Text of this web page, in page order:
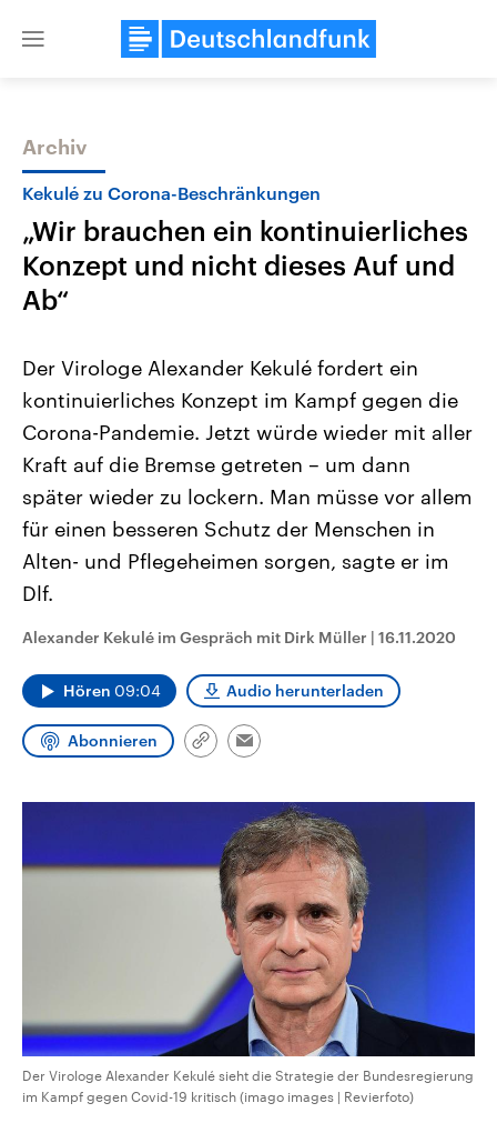
Close
Themen
2026
Alle Informationen
Sachsen-Anhalt wählt am 6.
September 2026 einen neuen
Landtag. Seit 2021 wird das
Bundesland von einer Koalition aus
CDU, SPD und FDP regiert.-
Umfragen, Prognosen,
und Hintergründe zu den Parteien
und Kandidaten der anstehenden
Wahl.
Aktuelle Beiträge,
Hintergründe
Wirtschaftlich und
gehören die Vereinigten
den mächtigsten Ländern
mit großem Einfluss auf
Sendungen Programm Podcasts
Archiv
Kekulé zu Corona-Beschränkungen
„Wir brauchen ein kontinuierliches
Konzept und nicht dieses Auf und
Ab“
Der Virologe Alexander Kekulé fordert ein
kontinuierliches Konzept im Kampf gegen die
Corona-Pandemie. Jetzt würde wieder mit aller
Kraft auf die Bremse getreten – um dann
später wieder zu lockern. Man müsse vor allem
für einen besseren Schutz der Menschen in
Alten- und Pflegeheimen sorgen, sagte er im
Dlf.
Alexander Kekulé im Gespräch mit Dirk Müller | 16.11.2020
Hören 09:04 Audio herunterladen
Abonnieren
Link
Email
Der Virologe Alexander Kekulé sieht die Strategie der Bundesregierung
im Kampf gegen Covid-19 kritisch (imago images | Revierfoto)